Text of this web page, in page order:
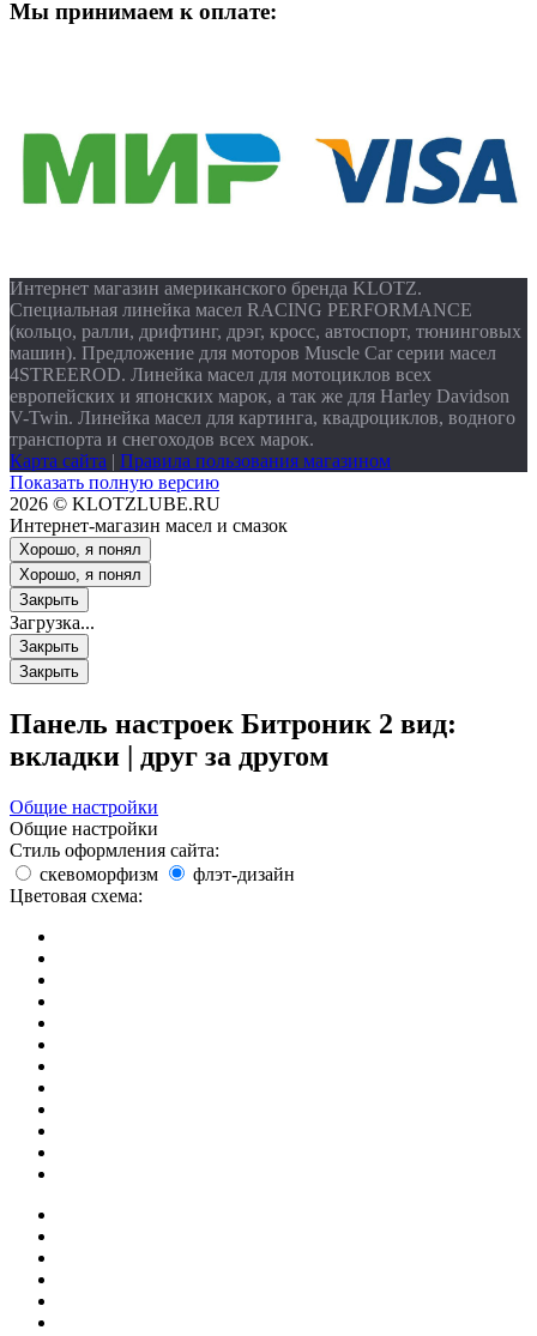
Мы принимаем к оплате:
Интернет магазин американского бренда KLOTZ.
Специальная линейка масел RACING PERFORMANCE
(кольцо, ралли, дрифтинг, дрэг, кросс, автоспорт, тюнинговых
машин). Предложение для моторов Muscle Car серии масел
4STREEROD. Линейка масел для мотоциклов всех
европейских и японских марок, а так же для Harley Davidson
V-Twin. Линейка масел для картинга, квадроциклов, водного
транспорта и снегоходов всех марок.
Карта сайта | Правила пользования магазином
Показать полную версию
2026 © KLOTZLUBE.RU
Интернет-магазин масел и смазок
Хорошо, я понял
Хорошо, я понял
Закрыть
Загрузка...
Закрыть
Закрыть
Панель настроек Битроник 2 вид:
вкладки | друг за другом
Общие настройки
Общие настройки
Стиль оформления сайта:
скевоморфизм
флэт-дизайн
Цветовая схема: